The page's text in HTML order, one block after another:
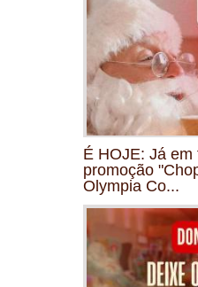
É HOJE: Já
promoção
Olympia Co...